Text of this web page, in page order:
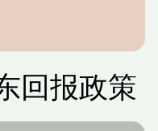
回报政策